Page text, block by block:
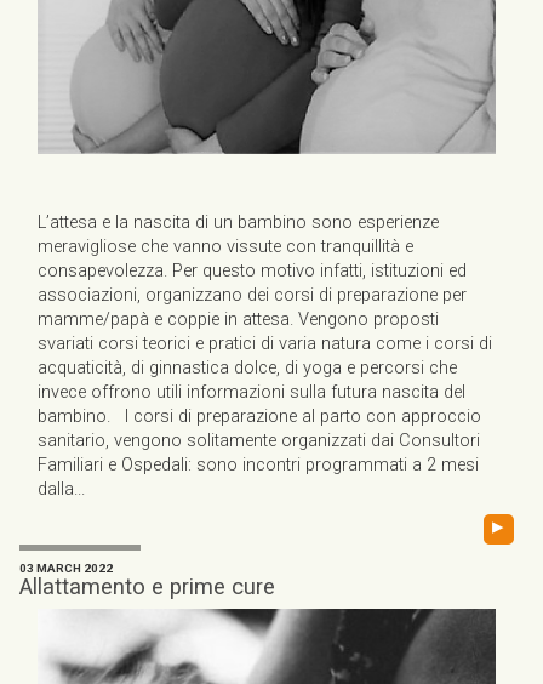
L’attesa e la nascita di un bambino sono esperienze
meravigliose che vanno vissute con tranquillità e
consapevolezza. Per questo motivo infatti, istituzioni ed
associazioni, organizzano dei corsi di preparazione per
mamme/papà e coppie in attesa. Vengono proposti
svariati corsi teorici e pratici di varia natura come i corsi di
acquaticità, di ginnastica dolce, di yoga e percorsi che
invece offrono utili informazioni sulla futura nascita del
bambino. I corsi di preparazione al parto con approccio
sanitario, vengono solitamente organizzati dai Consultori
Familiari e Ospedali: sono incontri programmati a 2 mesi
dalla...
▸
03 MARCH 2022
Allattamento e prime cure